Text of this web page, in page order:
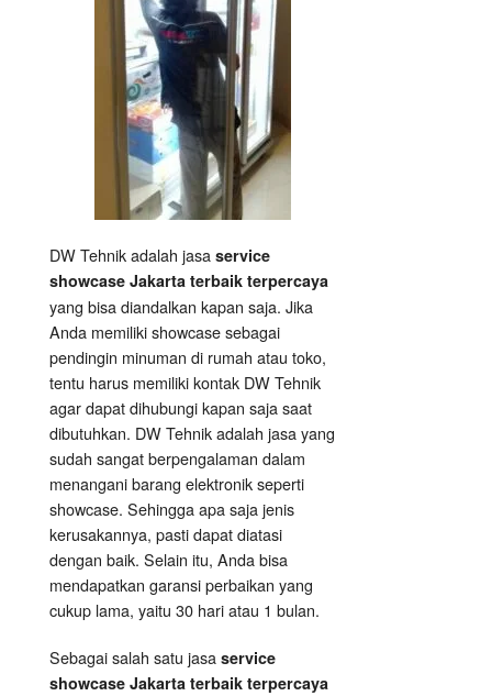
DW Tehnik adalah jasa service
showcase Jakarta terbaik terpercaya
yang bisa diandalkan kapan saja. Jika
Anda memiliki showcase sebagai
pendingin minuman di rumah atau toko,
tentu harus memiliki kontak DW Tehnik
agar dapat dihubungi kapan saja saat
dibutuhkan. DW Tehnik adalah jasa yang
sudah sangat berpengalaman dalam
menangani barang elektronik seperti
showcase. Sehingga apa saja jenis
kerusakannya, pasti dapat diatasi
dengan baik. Selain itu, Anda bisa
mendapatkan garansi perbaikan yang
cukup lama, yaitu 30 hari atau 1 bulan.
Sebagai salah satu jasa service
showcase Jakarta terbaik terpercaya